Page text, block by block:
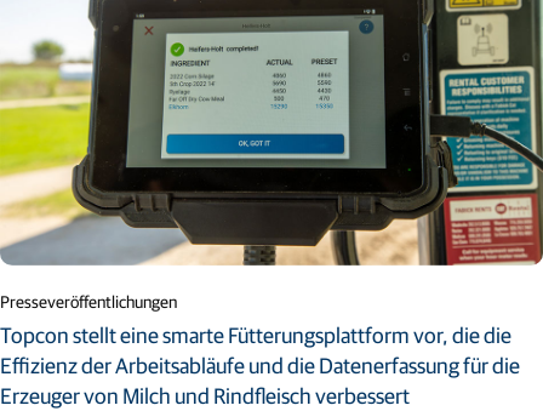
Presseveröffentlichungen
Topcon stellt eine smarte Fütterungsplattform vor, die die
Effizienz der Arbeitsabläufe und die Datenerfassung für die
Erzeuger von Milch und Rindfleisch verbessert